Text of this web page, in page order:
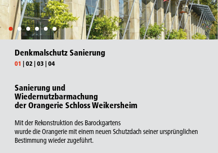
Denkmalschutz Sanierung
01 |02 |03 |04
Sanierung und
Wiedernutzbarmachung
der Orangerie Schloss Weikersheim
Mit der Rekonstruktion des Barockgartens
wurde die Orangerie mit einem neuen Schutzdach seiner ursprünglichen
Bestimmung wieder zugeführt.